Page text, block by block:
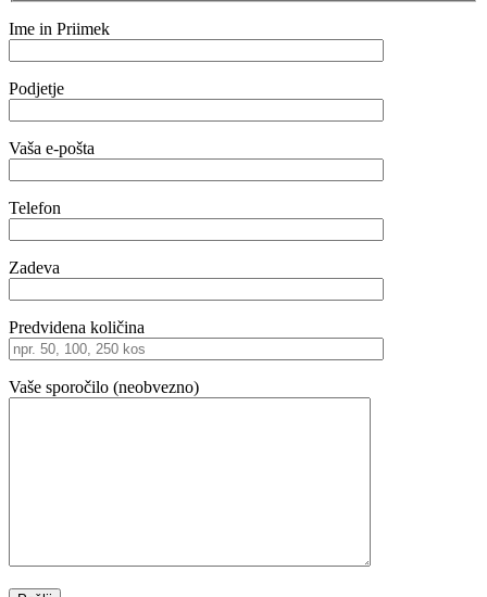
Ime in Priimek
Podjetje
Vaša e-pošta
Telefon
Zadeva
Predvidena količina
Vaše sporočilo (neobvezno)